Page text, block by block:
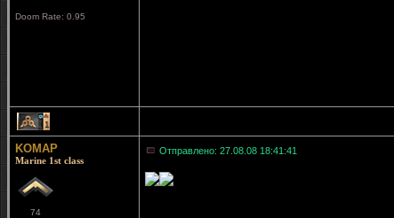
Doom Rate: 0.95
1
KOMAP
Marine 1st class
74
Отправлено: 27.08.08 18:41:41